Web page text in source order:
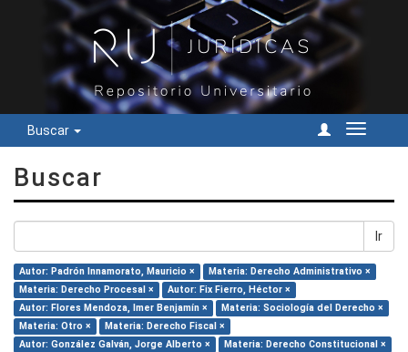
Buscar
Cambiar
Buscar
Ir
Autor: Padrón Innamorato, Mauricio ×
Materia: Derecho Administrativo ×
Materia: Derecho Procesal ×
Autor: Fix Fierro, Héctor ×
Autor: Flores Mendoza, Imer Benjamín ×
Materia: Sociología del Derecho ×
Materia: Otro ×
Materia: Derecho Fiscal ×
Autor: González Galván, Jorge Alberto ×
Materia: Derecho Constitucional ×